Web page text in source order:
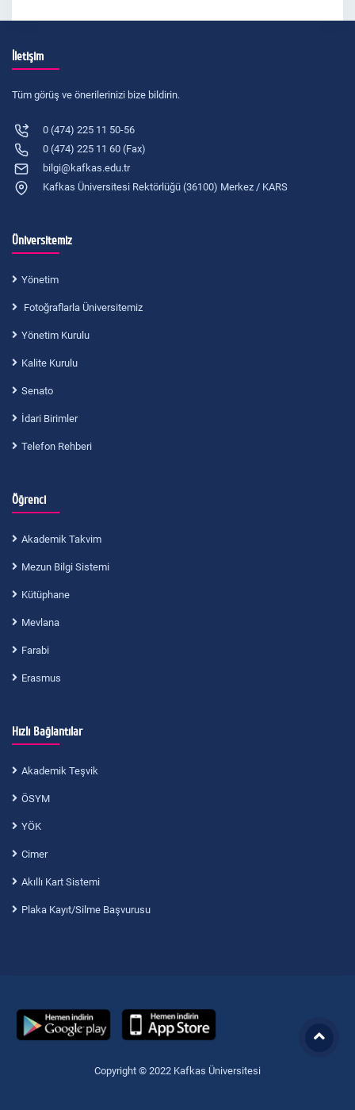
İletişim
Tüm görüş ve önerilerinizi bize bildirin.
0 (474) 225 11 50-56
0 (474) 225 11 60 (Fax)
bilgi@kafkas.edu.tr
Kafkas Üniversitesi Rektörlüğü (36100) Merkez / KARS
Üniversitemiz
Yönetim
Fotoğraflarla Üniversitemiz
Yönetim Kurulu
Kalite Kurulu
Senato
İdari Birimler
Telefon Rehberi
Öğrenci
Akademik Takvim
Mezun Bilgi Sistemi
Kütüphane
Mevlana
Farabi
Erasmus
Hızlı Bağlantılar
Akademik Teşvik
ÖSYM
YÖK
Cimer
Akıllı Kart Sistemi
Plaka Kayıt/Silme Başvurusu
Copyright © 2022 Kafkas Üniversitesi